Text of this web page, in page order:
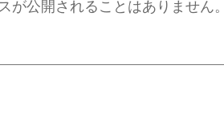
が公開されることはありません